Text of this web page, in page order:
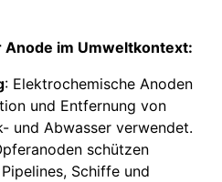
im Umweltkontext:
: Elektrochemische Anoden
und Entfernung von
und Abwasser verwendet.
schützen
Schiffe und